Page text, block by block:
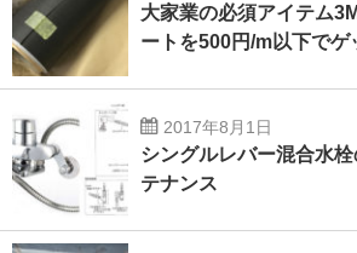
大家業の必須アイテム
ートを500円/m以下でゲ
2017年8月1日
シングルレバー混合水
テナンス